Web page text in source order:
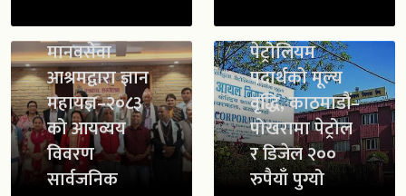
मानवसेवा
आश्रमद्वारा ज्ञान
महायज्ञ–२०८३
को आयव्यय
विवरण
सार्वजनिक
पेट्रोलियम
पदार्थको मूल्य
वृद्धि, काठमाडौं–
पोखरामा पेट्रोल
र डिजेल २००
रुपैयाँ पुग्यो